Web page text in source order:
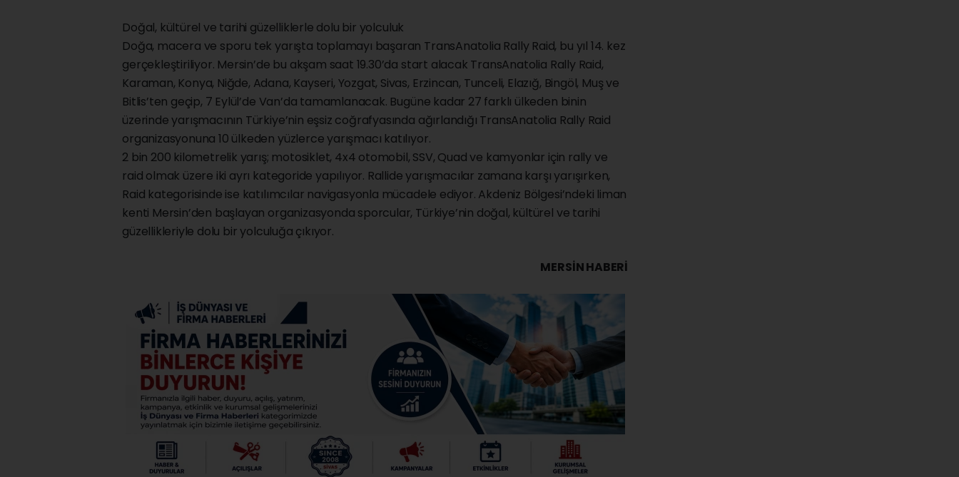
Doğal, kültürel ve tarihi güzelliklerle dolu bir yolculuk
Doğa, macera ve sporu tek yarışta toplamayı başaran TransAnatolia Rally Raid, bu yıl 14. kez
gerçekleştiriliyor. Mersin’de bu akşam saat 19.30’da start alacak TransAnatolia Rally Raid,
Karaman, Konya, Niğde, Adana, Kayseri, Yozgat, Sivas, Erzincan, Tunceli, Elazığ, Bingöl, Muş ve
Bitlis’ten geçip, 7 Eylül’de Van’da tamamlanacak. Bugüne kadar 27 farklı ülkeden binin
üzerinde yarışmacının Türkiye’nin eşsiz coğrafyasında ağırlandığı TransAnatolia Rally Raid
organizasyonuna 10 ülkeden yüzlerce yarışmacı katılıyor.
2 bin 200 kilometrelik yarış; motosiklet, 4x4 otomobil, SSV, Quad ve kamyonlar için rally ve
raid olmak üzere iki ayrı kategoride yapılıyor. Rallide yarışmacılar zamana karşı yarışırken,
Raid kategorisinde ise katılımcılar navigasyonla mücadele ediyor. Akdeniz Bölgesi’ndeki liman
kenti Mersin’den başlayan organizasyonda sporcular, Türkiye’nin doğal, kültürel ve tarihi
güzellikleriyle dolu bir yolculuğa çıkıyor.
MERSIN HABERİ